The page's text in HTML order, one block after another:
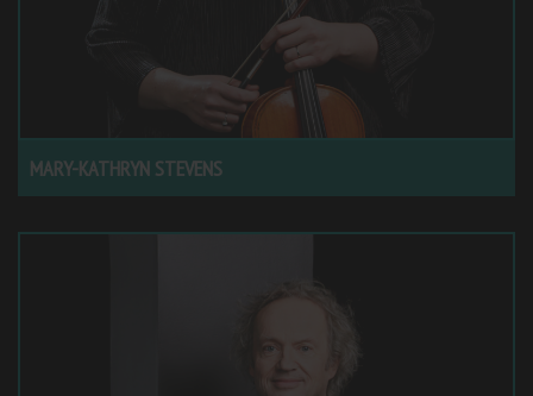
MARY-KATHRYN STEVENS